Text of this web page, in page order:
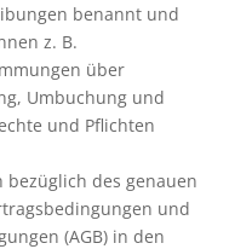
benannt und
z. B.
über
Umbuchung und
und Pflichten
bezüglich des genauen
und
(AGB) in den